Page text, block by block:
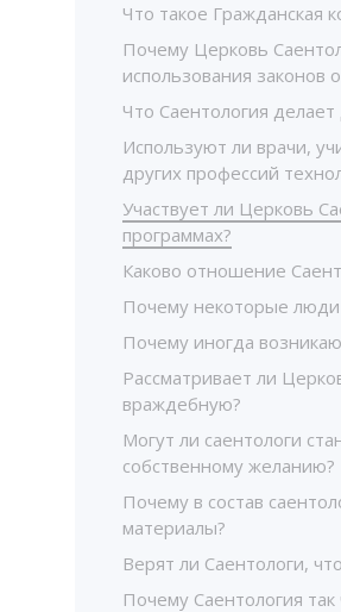
Что такое Гражданская
Почему Церковь
использования законов
Что Саентология
Используют ли врачи,
других профессий
Участвует ли Церковь
программах?
Каково отношение
Почему некоторые
Почему иногда
Рассматривает ли
враждебную?
Могут ли саентологи
собственному желанию?
Почему в состав
материалы?
Верят ли Саентологи,
Почему Саентология